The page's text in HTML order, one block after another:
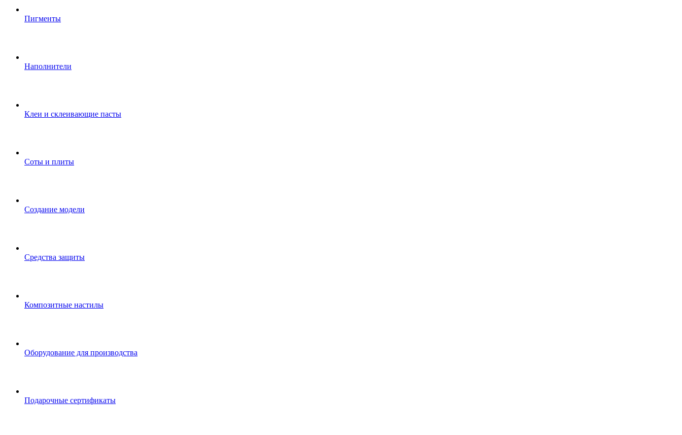
Пигменты
Наполнители
Клеи и склеивающие пасты
Соты и плиты
Создание модели
Средства защиты
Композитные настилы
Оборудование для производства
Подарочные сертификаты